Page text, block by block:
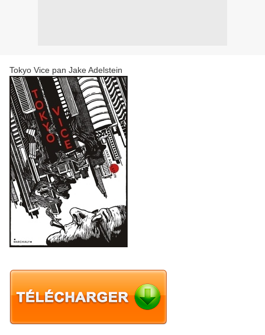
Tokyo Vice pan Jake Adelstein